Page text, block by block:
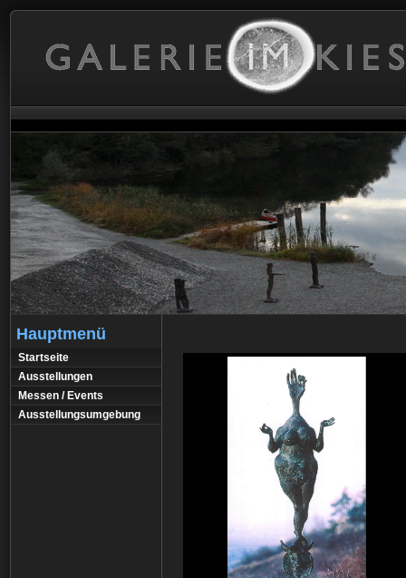
Hauptmenü
Startseite
Ausstellungen
Messen / Events
Ausstellungsumgebung